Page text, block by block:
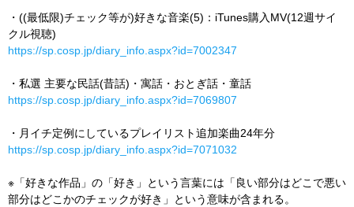
・((最低限)チェック等が)好きな音楽(5)：iTunes購入MV(12週サイ
クル視聴)
https://sp.cosp.jp/diary_info.aspx?id=7002347
・私選 主要な民話(昔話)・寓話・おとぎ話・童話
https://sp.cosp.jp/diary_info.aspx?id=7069807
・月イチ定例にしているプレイリスト追加楽曲24年分
https://sp.cosp.jp/diary_info.aspx?id=7071032
※「好きな作品」の「好き」という言葉には「良い部分はどこで悪い
部分はどこかのチェックが好き」という意味が含まれる。